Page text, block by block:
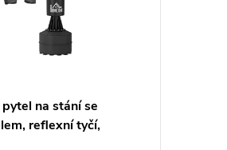
na stání se
reflexní tyčí,